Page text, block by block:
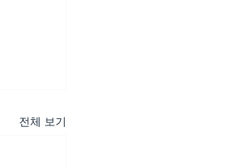
전체 보기